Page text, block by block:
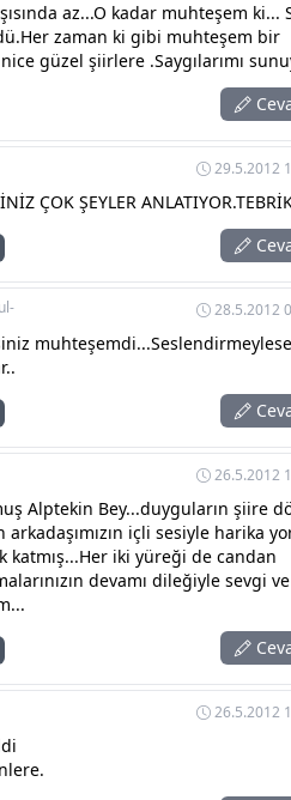
az...O kadar muhteşem ki...
zaman ki gibi muhteşem bir
güzel şiirlere .Saygılarımı
29.5.2012
ÇOK ŞEYLER
28.5.2012
26.5.2012
Alptekin Bey...duyguların şiire
içli sesiyle harika
iki yüreği de candan
devamı dileğiyle sevgi ve
26.5.2012